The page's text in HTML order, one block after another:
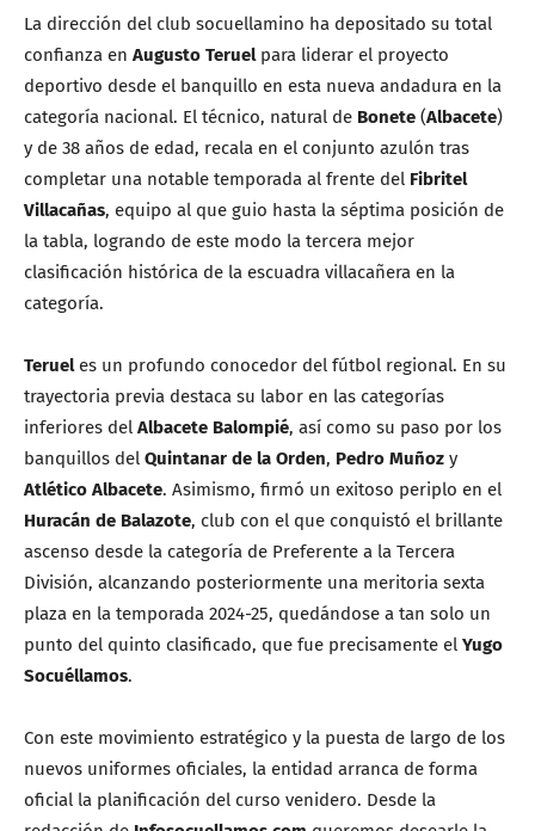
La dirección del club socuellamino ha depositado su total
confianza en Augusto Teruelpara liderar el proyecto
deportivo desde el banquillo en esta nueva andadura en la
categoría nacional. El técnico, natural de Bonete (Albacete)
y de 38 años de edad, recala en el conjunto azulón tras
completar una notable temporada al frente del Fibritel
Villacañas, equipo al que guio hasta la séptima posición de
la tabla, logrando de este modo la tercera mejor
clasificación histórica de la escuadra villacañera en la
categoría.
Terueles un profundo conocedor del fútbol regional. En su
trayectoria previa destaca su labor en las categorías
inferiores del Albacete Balompié, así como su paso por los
banquillos del Quintanar de la Orden, Pedro Muñoz y
Atlético Albacete. Asimismo, firmó un exitoso periplo en el
Huracán de Balazote, club con el que conquistó el brillante
ascenso desde la categoría de Preferente a la Tercera
División, alcanzando posteriormente una meritoria sexta
plaza en la temporada 2024-25, quedándose a tan solo un
punto del quinto clasificado, que fue precisamente el Yugo
Socuéllamos.
Con este movimiento estratégico y la puesta de largo de los
nuevos uniformes oficiales, la entidad arranca de forma
oficial la planificación del curso venidero. Desde la